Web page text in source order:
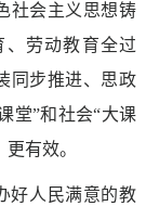
社会主义思想铸
劳动教育全过
同步推进、思政
堂”和社会“大课
有效。
好人民满意的教